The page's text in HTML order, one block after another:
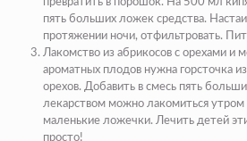
превратить в порошок. На 500 мл
пять больших ложек средства.
протяжении ночи, отфильтровать.
Лакомство из абрикосов с орехами и
ароматных плодов нужна горсточка
орехов. Добавить в смесь пять
лекарством можно лакомиться утром
маленькие ложечки. Лечить детей
просто!